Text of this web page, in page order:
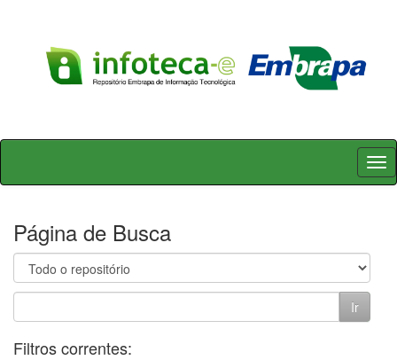
Skip
Página de Busca
Filtros correntes: